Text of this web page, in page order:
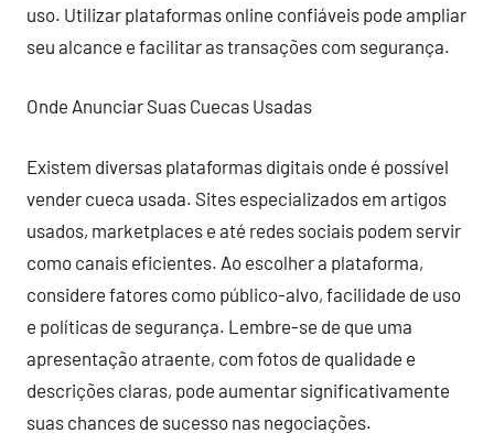
uso. Utilizar plataformas online confiáveis pode ampliar
seu alcance e facilitar as transações com segurança.
Onde Anunciar Suas Cuecas Usadas
Existem diversas plataformas digitais onde é possível
vender cueca usada. Sites especializados em artigos
usados, marketplaces e até redes sociais podem servir
como canais eficientes. Ao escolher a plataforma,
considere fatores como público-alvo, facilidade de uso
e políticas de segurança. Lembre-se de que uma
apresentação atraente, com fotos de qualidade e
descrições claras, pode aumentar significativamente
suas chances de sucesso nas negociações.